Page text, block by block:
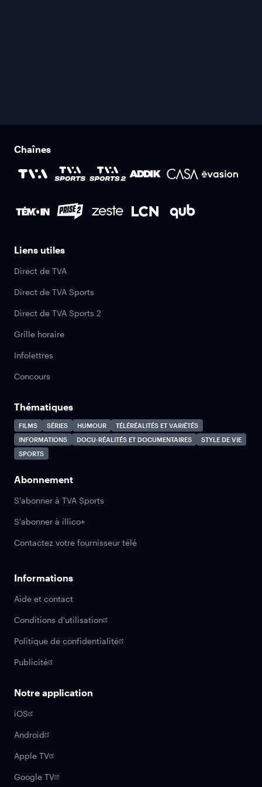
Chaînes
Liens utiles
Direct de TVA
Direct de TVA Sports
Direct de TVA Sports 2
Grille horaire
Infolettres
Concours
Thématiques
FILMS SÉRIES HUMOUR
TÉLÉRÉALITÉS ET VARIÉTÉS
INFORMATIONS
DOCU-RÉALITÉS ET DOCUMENTAIRES
STYLE DE VIE
SPORTS
Abonnement
S'abonner à TVA Sports
S'abonner à illico+
Contactez votre fournisseur télé
Informations
Aide et contact
Conditions d'utilisation
Politique de confidentialité
Publicité
Notre application
iOS
Android
Apple TV
Google TV